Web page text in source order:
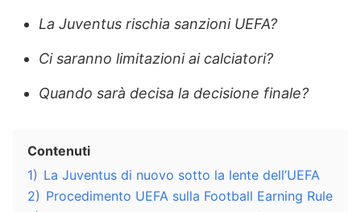
La Juventus rischia sanzioni UEFA?
Ci saranno limitazioni ai calciatori?
Quando sarà decisa la decisione finale?
Contenuti
1) La Juventus di nuovo sotto la lente dell’UEFA
2) Procedimento UEFA sulla Football Earning Rule